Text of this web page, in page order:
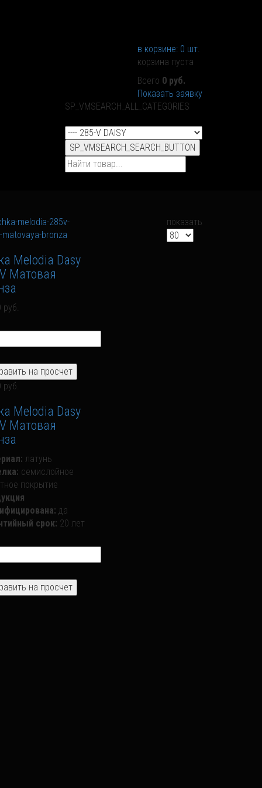
в корзине: 0 шт.
корзина пуста
Всего 0 руб.
Показать заявку
SP_VMSEARCH_ALL_CATEGORIES
SP_VMSEARCH_SEARCH_BUTTON
показать
Melodia Dasy
Матовая
руб.
руб.
Melodia Dasy
Матовая
латунь
семислойное
покрытие
да
срок: 20 лет